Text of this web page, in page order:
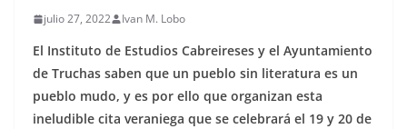
julio 27, 2022 Ivan M. Lobo
El Instituto de Estudios Cabreireses y el Ayuntamiento
de Truchas saben que un pueblo sin literatura es un
pueblo mudo, y es por ello que organizan esta
ineludible cita veraniega que se celebrará el 19 y 20 de